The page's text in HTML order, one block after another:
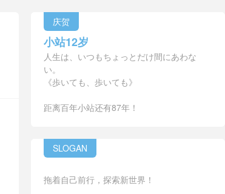
庆贺
小站12岁
人生は、いつもちょっとだけ間にあわな
い。
《歩いても、歩いても》
距离百年小站还有87年！
SLOGAN
拖着自己前行，探索新世界！